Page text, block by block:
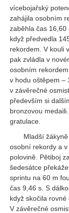
vícebojařský
zahájila osobním
zaběhla čas 16,60
když předvedla
rekordem. V kouli
pak zvládla v
osobním
v hodu oštěpem –
v závěrečné
především si
bronzovou
gratulace.
Mladší
osobní rekordy a
polovině. Pětiboj
šedesátce
sprintu na 60 m
čas 9,46 s. S
když skočila
V závěrečné